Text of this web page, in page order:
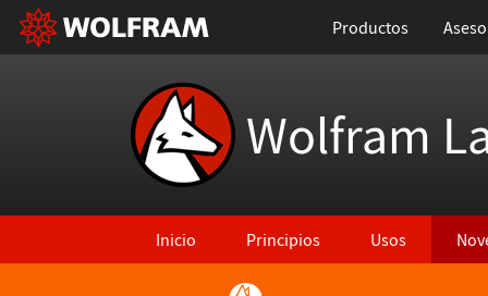
Productos
Wolfram
Inicio Principios Usos